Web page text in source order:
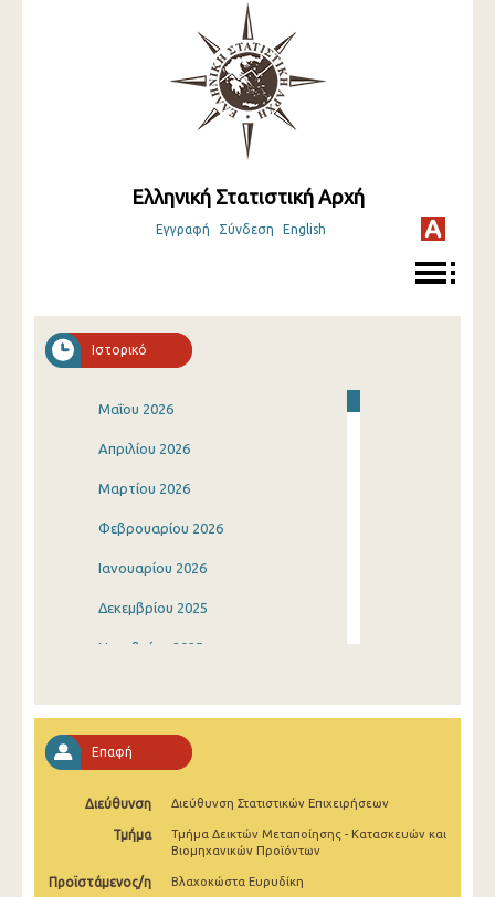
Ελληνική Στατιστική Αρχή
Εγγραφή Σύνδεση English
Ιστορικό
Μαΐου 2026
Απριλίου 2026
Μαρτίου 2026
Φεβρουαρίου 2026
Ιανουαρίου 2026
Δεκεμβρίου 2025
Νοεμβρίου 2025
Αυγούστου 2025
Ιουλίου 2025
Ιουνίου 2025
Μαΐου 2025
Επαφή
Διεύθυνση Διεύθυνση Στατιστικών Επιχειρήσεων
Τμήμα
Τμήμα Δεικτών Μεταποίησης - Κατασκευών και
Βιομηχανικών Προϊόντων
Προϊστάμενος/η Βλαχοκώστα Ευρυδίκη